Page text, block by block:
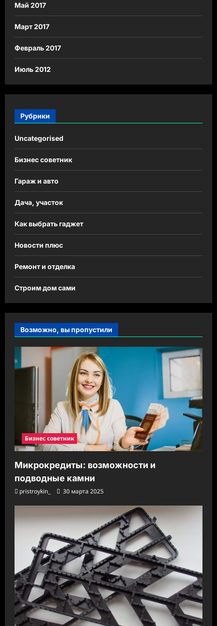
Май 2017
Март 2017
Февраль 2017
Июль 2012
Рубрики
Uncategorised
Бизнес советник
Гараж и авто
Дача, участок
Как выбрать гаджет
Новости плюс
Ремонт и отделка
Строим дом сами
Возможно, вы пропустили
Бизнес советник
Микрокредиты: возможности и
подводные камни
pristroykin_ 30 марта 2025